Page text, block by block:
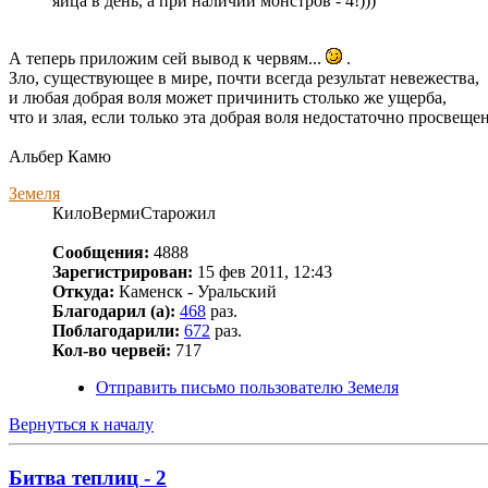
А теперь приложим сей вывод к червям...
.
Зло, существующее в мире, почти всегда результат невежества,
и любая добрая воля может причинить столько же ущерба,
что и злая, если только эта добрая воля недостаточно
Альбер Камю
Земеля
КилоВермиСтарожил
Сообщения: 4888
Зарегистрирован: 15 фев 2011, 12:43
Откуда: Каменск - Уральский
Благодарил (а): 468 раз.
Поблагодарили: 672 раз.
Кол-во червей: 717
Отправить письмо пользователю Земеля
Вернуться к началу
Битва теплиц - 2